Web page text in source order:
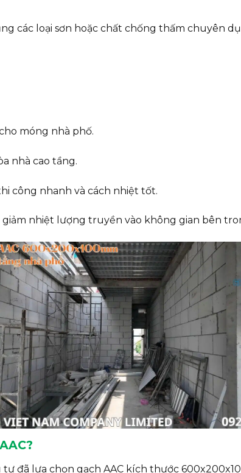
các loại sơn hoặc chất chống thấm chuyên
móng nhà phố.
nhà cao tầng.
công nhanh và cách nhiệt tốt.
nhiệt lượng truyền vào không gian bên
đã lựa chọn gạch AAC kích thước